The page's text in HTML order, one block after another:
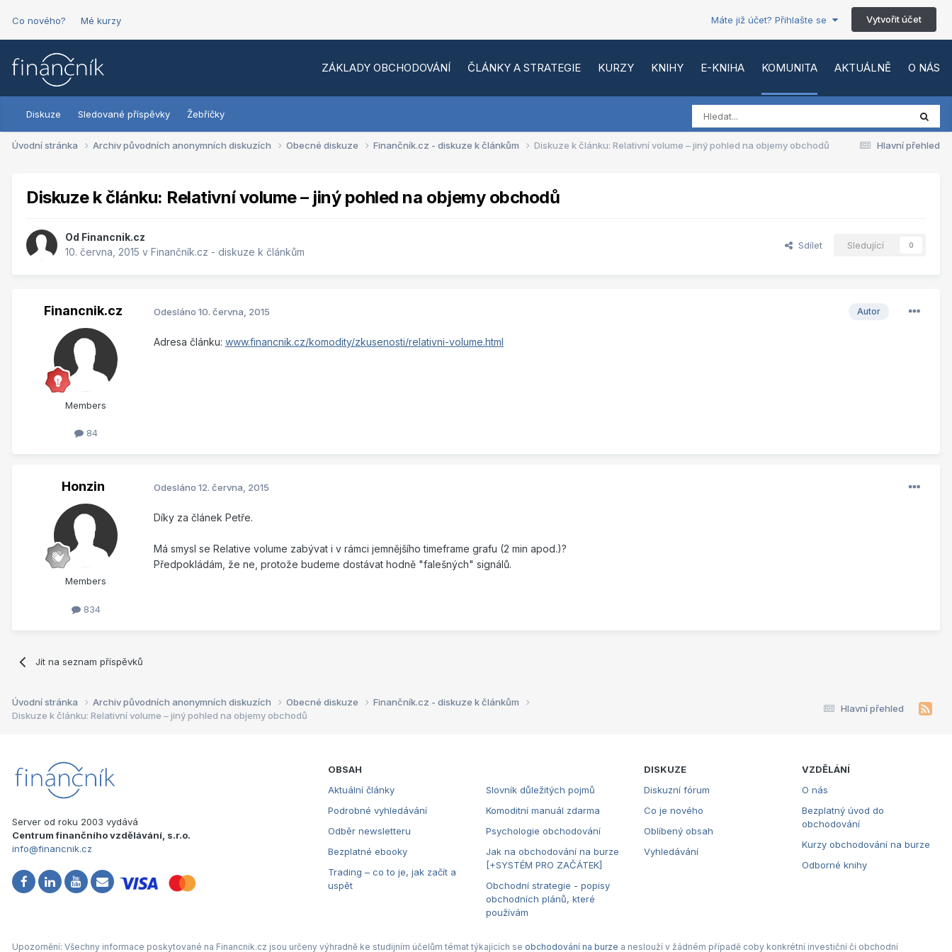
Co nového? Mé kurzy Máte již účet? Přihlašte se Vytvořit účet
ZÁKLADY OBCHODOVÁNÍ ČLÁNKY A STRATEGIE KURZY KNIHY E-KNIHA KOMUNITA AKTUÁLNĚ O NÁS
Diskuze Sledované příspěvky Žebříčky
Hlavní přehled
Úvodní stránka Archiv původních anonymních diskuzích Obecné diskuze Finančník.cz - diskuze k článkům Diskuze k článku: Relativní volume – jiný pohled na objemy obchodů
Diskuze k článku: Relativní volume – jiný pohled na objemy obchodů
Od Financnik.cz
10. června, 2015 v Finančník.cz - diskuze k článkům
Sdílet Sledující 0
Financnik.cz
Members
84
Autor
Odesláno 10. června, 2015
Adresa článku: www.financnik.cz/komodity/zkusenosti/relativni-volume.html
Honzin
Members
834
Odesláno 12. června, 2015
Díky za článek Petře.
Má smysl se Relative volume zabývat i v rámci jemnějšího timeframe grafu (2 min apod.)?
Předpokládám, že ne, protože budeme dostávat hodně "falešných" signálů.
Jít na seznam příspěvků
Hlavní přehled
Úvodní stránka Archiv původních anonymních diskuzích Obecné diskuze
Finančník.cz - diskuze k článkům
Diskuze k článku: Relativní volume – jiný pohled na objemy obchodů
Server od roku 2003 vydává
Centrum finančního vzdělávání, s.r.o.
info@financnik.cz
OBSAH
Aktuální články
Podrobné vyhledávání
Odběr newsletteru
Bezplatné ebooky
Trading – co to je, jak začít a
uspět
Slovník důležitých pojmů
Komoditní manuál zdarma
Psychologie obchodování
Jak na obchodování na burze
[+SYSTÉM PRO ZAČÁTEK]
Obchodní strategie - popisy
obchodních plánů, které
používám
DISKUZE
Diskuzní fórum
Co je nového
Oblíbený obsah
Vyhledávání
VZDĚLÁNÍ
O nás
Bezplatný úvod do
obchodování
Kurzy obchodování na burze
Odborné knihy
Upozornění: Všechny informace poskytované na Financnik.cz jsou určeny výhradně ke studijním účelům témat týkajících se obchodování na burze a neslouží v žádném případě coby konkrétní investiční či obchodní